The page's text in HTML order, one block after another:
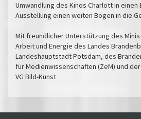
Umwandlung des Kinos Charlott in
Ausstellung einen weiten Bogen in die
Mit freundlicher Unterstützung des
Arbeit und Energie des Landes
Landeshauptstadt Potsdam, des
für Medienwissenschaften (ZeM) und
VG Bild-Kunst